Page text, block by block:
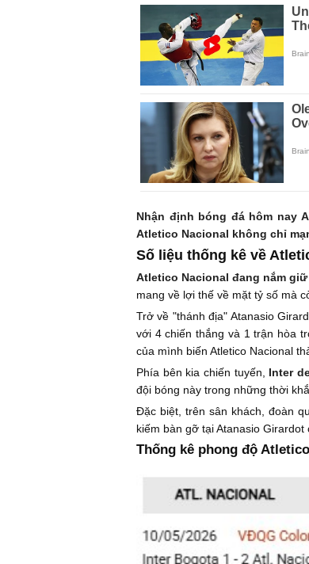
Nhận định bóng đá hôm nay
Atletico Nacional không chỉ
Số liệu thống kê về
Atletico Nacional đang nắm
mang về lợi thế về mặt tỷ số mà
Trở về "thánh địa" Atanasio
với 4 chiến thắng và 1 trận hòa
của mình biến Atletico Nacional
Phía bên kia chiến tuyến, Inter
đội bóng này trong những thời
Đặc biệt, trên sân khách, đoàn
kiếm bàn gỡ tại Atanasio
Thống kê phong độ